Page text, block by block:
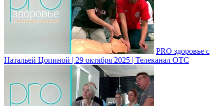
PRO здоровье с
Натальей Цопиной | 29 октября 2025 | Телеканал ОТС